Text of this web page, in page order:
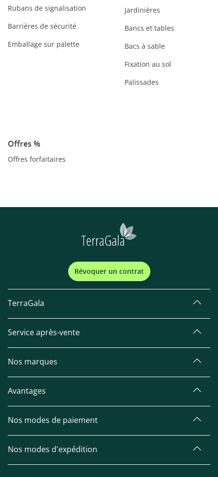
Rubans de signalisation
Barrières de sécurité
Emballage sur palette
Jardinières
Bancs et tables
Bacs à sable
Fixation au sol
Palissades
Offres %
Offres forfaitaires
Révoquer un contrat
TerraGala
Service après-vente
Nos marques
Avantages
Nos modes de paiement
Nos modes d'expédition